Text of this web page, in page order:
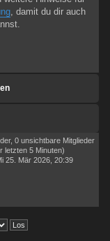
, damit du dir auch
0 unsichtbare Mitglieder
letzten 5 Minuten)
25. Mär 2026, 20:39